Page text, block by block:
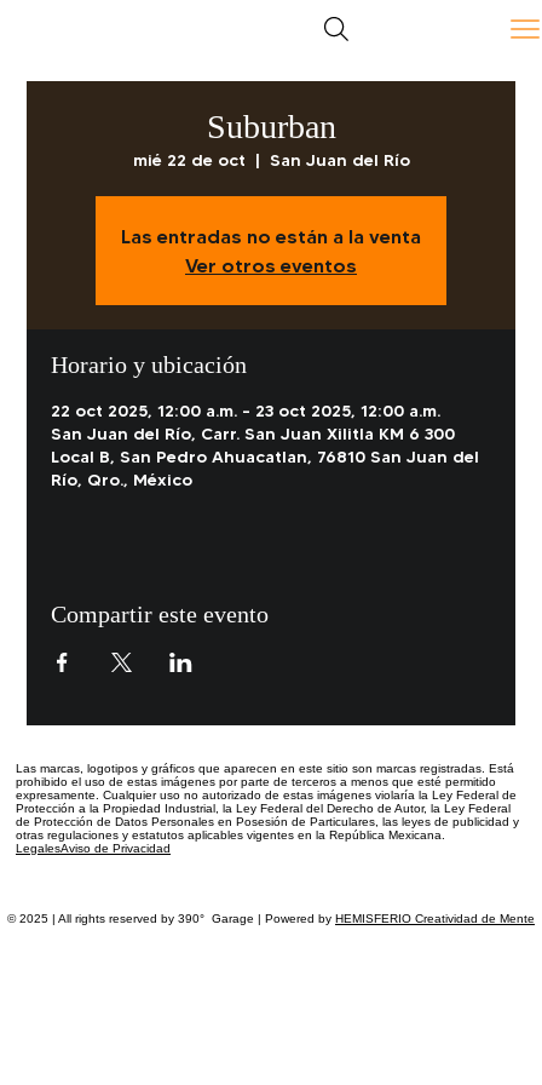
Suburban
mié 22 de oct
  |
San Juan del Río
Las entradas no están a la venta
Ver otros eventos
Horario y ubicación
22 oct 2025, 12:00 a.m. – 23 oct 2025, 12:00 a.m.
San Juan del Río, Carr. San Juan Xilitla KM 6 300
Local B, San Pedro Ahuacatlan, 76810 San Juan del
Río, Qro., México
Compartir este evento
Las marcas, logotipos y gráficos que aparecen en este sitioson marcas registradas. Está
prohibido el uso de estas imágenes por parte de terceros a menos que esté permitido
expresamente. Cualquier uso no autorizado de estas imágenes violaría la Ley Federal de
Protección a la Propiedad Industrial, la Ley Federal del Derecho de Autor, la Ley Federal
de Protección de Datos Personales en Posesión de Particulares, las leyes de publicidad y
otras regulaciones y estatutos aplicables vigentes en la República Mexicana.
LegalesAviso de Privacidad
© 2025 | All rights reserved by 390° Garage | Powered by HEMISFERIO Creatividad de Mente